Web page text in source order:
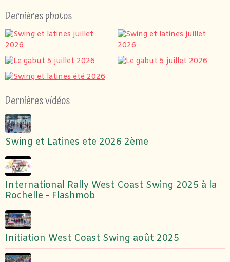
Dernières photos
Dernières vidéos
Swing et Latines ete 2026 2ème
International Rally West Coast Swing 2025 à la
Rochelle - Flashmob
Initiation West Coast Swing août 2025